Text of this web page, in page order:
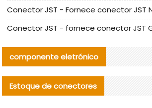
componente eletrónico
Estoque de conectores